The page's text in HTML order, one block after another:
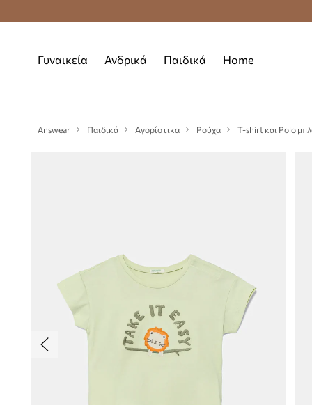
Δωρεάν
Γυναικεία Ανδρικά Παιδικά Home
Answear Παιδικά Αγορίστικα Ρούχα T-shirt και Polo